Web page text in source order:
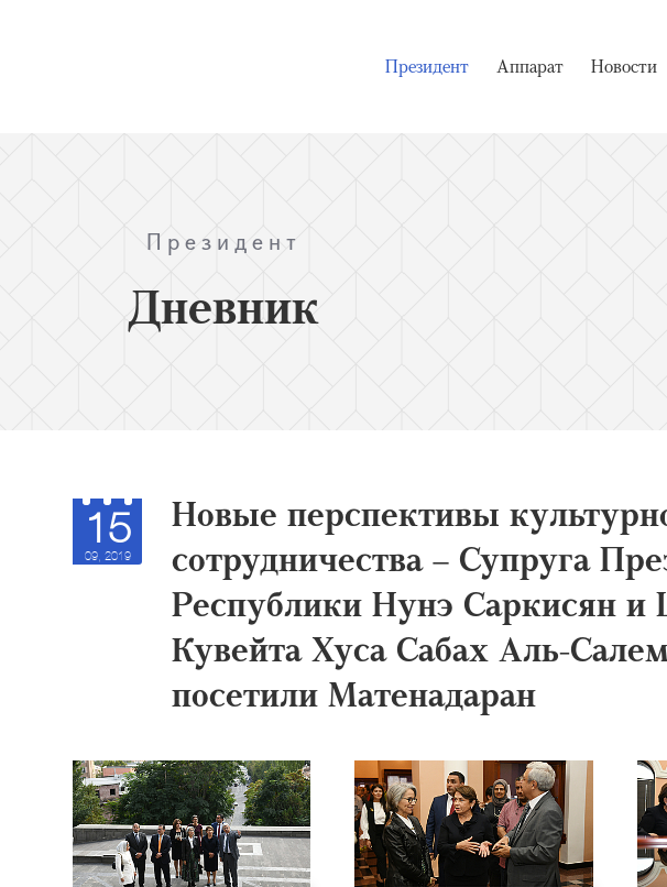
Президент Аппарат Новости
Президент
Дневник
15
09, 2019
Новые перспективы
сотрудничества – Супруга
Республики Нунэ Саркисян и
Кувейта Хуса Сабах Аль-
посетили Матенадаран